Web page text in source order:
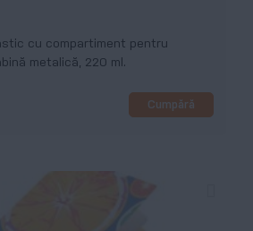
cu compartiment pentru
metalică, 220 ml.
Cumpără